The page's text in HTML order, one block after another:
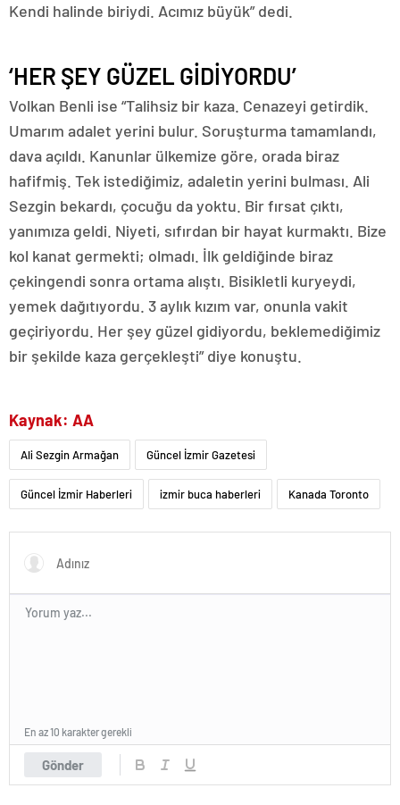
Kendi halinde biriydi. Acımız büyük” dedi.
‘HER ŞEY GÜZEL GİDİYORDU’
Volkan Benli ise “Talihsiz bir kaza. Cenazeyi getirdik.
Umarım adalet yerini bulur. Soruşturma tamamlandı,
dava açıldı. Kanunlar ülkemize göre, orada biraz
hafifmiş. Tek istediğimiz, adaletin yerini bulması. Ali
Sezgin bekardı, çocuğu da yoktu. Bir fırsat çıktı,
yanımıza geldi. Niyeti, sıfırdan bir hayat kurmaktı. Bize
kol kanat germekti; olmadı. İlk geldiğinde biraz
çekingendi sonra ortama alıştı. Bisikletli kuryeydi,
yemek dağıtıyordu. 3 aylık kızım var, onunla vakit
geçiriyordu. Her şey güzel gidiyordu, beklemediğimiz
bir şekilde kaza gerçekleşti” diye konuştu.
Kaynak: AA
Ali Sezgin Armağan Güncel İzmir Gazetesi
Güncel İzmir Haberleri izmir buca haberleri Kanada Toronto
Gönder
En az 10 karakter gerekli